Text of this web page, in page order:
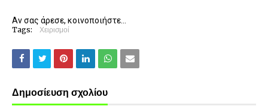
Αν σας άρεσε, κοινοποιήστε...
Tags: Χειρισμοί
Δημοσίευση σχολίου